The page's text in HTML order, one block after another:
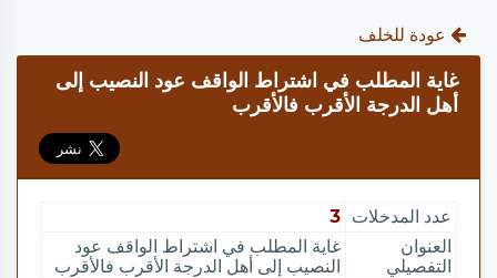
عودة للخلف
غاية المطلب في اشتراط الواقف عود النصيب إلى
أهل الدرجة الأقرب فالأقرب
عدد المدخلات 3
العنوان
التفصيلي
غاية المطلب في اشتراط الواقف عود
النصيب إلى أهل الدرجة الأقرب فالأقرب